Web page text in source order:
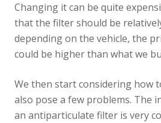
Changing it can be quite
that the filter should be
depending on the vehicle, the
could be higher than what we
We then start considering how
also pose a few problems. The
an antiparticulate filter is very